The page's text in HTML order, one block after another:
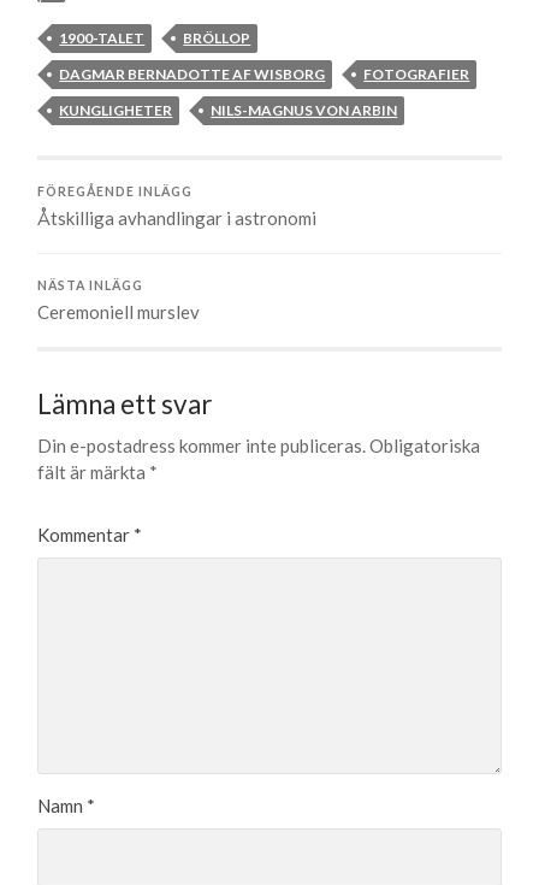
1900-TALET
BRÖLLOP
DAGMAR BERNADOTTE AF WISBORG
FOTOGRAFIER
KUNGLIGHETER
NILS-MAGNUS VON ARBIN
FÖREGÅENDE INLÄGG
Åtskilliga avhandlingar i astronomi
NÄSTA INLÄGG
Ceremoniell murslev
Lämna ett svar
Din e-postadress kommer inte publiceras.Obligatoriska
fält är märkta *
Kommentar *
Namn *